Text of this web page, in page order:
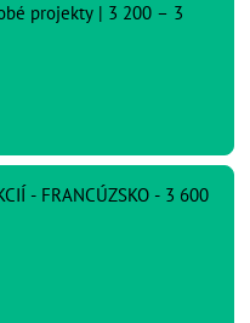
projekty | 3 200 – 3
- FRANCÚZSKO - 3 600